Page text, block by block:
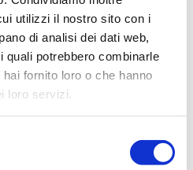
utilizzi il nostro sito con i
di analisi dei dati web,
quali potrebbero combinarle
fornito loro o che hanno
loro servizi.
13 Giugno 2009